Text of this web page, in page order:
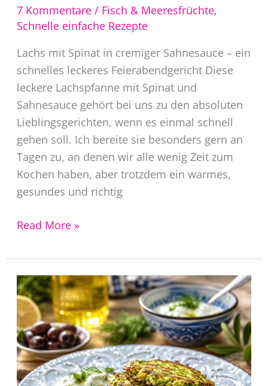
7 Kommentare / Fisch & Meeresfrüchte,
Schnelle einfache Rezepte
Lachs mit Spinat in cremiger Sahnesauce – ein
schnelles leckeres Feierabendgericht Diese
leckere Lachspfanne mit Spinat und
Sahnesauce gehört bei uns zu den absoluten
Lieblingsgerichten, wenn es einmal schnell
gehen soll. Ich bereite sie besonders gern an
Tagen zu, an denen wir alle wenig Zeit zum
Kochen haben, aber trotzdem ein warmes,
gesundes und richtig
Lachs
Spinat
Sahne
Sauce
Rezept
Read More »